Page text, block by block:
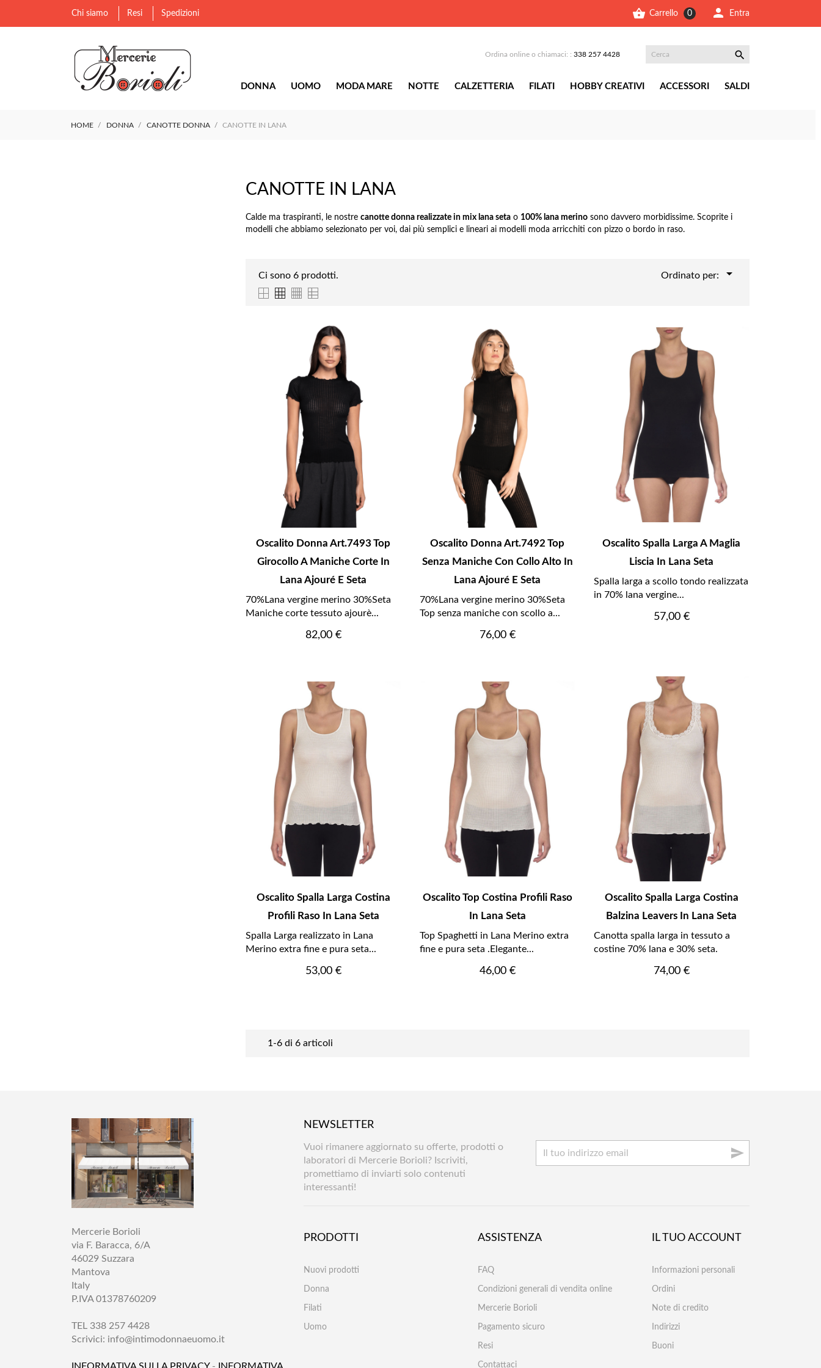
Chi siamo Resi Spedizioni  Carrello 0  Entra
Ordina online o chiamaci: : 338 257 4428 
DONNA UOMO MODA MARE NOTTE CALZETTERIA FILATI HOBBY CREATIVI ACCESSORI SALDI
HOME DONNA CANOTTE DONNA CANOTTE IN LANA
CANOTTE IN LANA
Calde ma traspiranti, le nostre canotte donna realizzate in mix lana seta o 100% lana merino sono davvero morbidissime. Scoprite i
modelli che abbiamo selezionato per voi, dai più semplici e lineari ai modelli moda arricchiti con pizzo o bordo in raso.
Ci sono 6 prodotti. Ordinato per: 
Oscalito Donna Art.7493 Top
Girocollo A Maniche Corte In
Lana Ajouré E Seta
70%Lana vergine merino 30%Seta
Maniche corte tessuto ajourè...
Prezzo
82,00 €
Oscalito Donna Art.7492 Top
Senza Maniche Con Collo Alto In
Lana Ajouré E Seta
70%Lana vergine merino 30%Seta
Top senza maniche con scollo a...
Prezzo
76,00 €
Oscalito Spalla Larga A Maglia
Liscia In Lana Seta
Spalla larga a scollo tondo realizzata
in 70% lana vergine...
Prezzo
57,00 €
Oscalito Spalla Larga Costina
Profili Raso In Lana Seta
Spalla Larga realizzato in Lana
Merino extra fine e pura seta...
Prezzo
53,00 €
Oscalito Top Costina Profili Raso
In Lana Seta
Top Spaghetti in Lana Merino extra
fine e pura seta .Elegante...
Prezzo
46,00 €
Oscalito Spalla Larga Costina
Balzina Leavers In Lana Seta
Canotta spalla larga in tessuto a
costine 70% lana e 30% seta.
Prezzo
74,00 €
1-6 di 6 articoli
Mercerie Borioli
via F. Baracca, 6/A
46029 Suzzara
Mantova
Italy
P.IVA 01378760209
TEL 338 257 4428
Scrivici: info@intimodonnaeuomo.it
NEWSLETTER
Vuoi rimanere aggiornato su offerte, prodotti o
laboratori di Mercerie Borioli? Iscriviti,
promettiamo di inviarti solo contenuti
interessanti!

PRODOTTI
Nuovi prodotti
Donna
Filati
Uomo
ASSISTENZA
FAQ
Condizioni generali di vendita online
Mercerie Borioli
Pagamento sicuro
Resi
Contattaci
IL TUO ACCOUNT
Informazioni personali
Ordini
Note di credito
Indirizzi
Buoni